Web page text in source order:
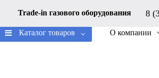
Trade-in газового оборудования 8
О компании
Каталог товаров